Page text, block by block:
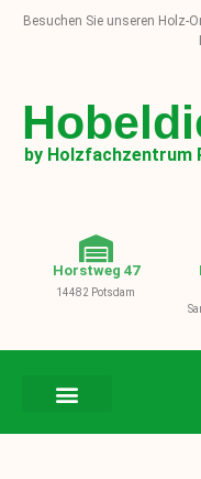
Besuchen Sie unseren Holz-
by Holzfachzentrum
Horstweg 47
14482 Potsdam